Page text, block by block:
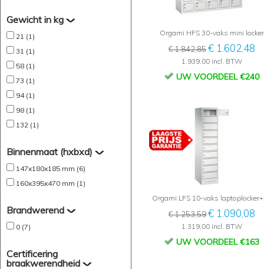
Gewicht in kg
21 (1)
31 (1)
58 (1)
73 (1)
94 (1)
98 (1)
132 (1)
Binnenmaat (hxbxd)
147x180x185 mm (6)
160x395x470 mm (1)
Brandwerend
0 (7)
Certificering
braakwerendheid
Orgami HFS 30-vaks mini locker
€ 1.842,85€ 1.602,48
1.939,00 incl. BTW
UW VOORDEEL €240
Orgami LFS 10-vaks
€ 1.253,59€ 1.090,08
1.319,00 incl. BTW
UW VOORDEEL €163